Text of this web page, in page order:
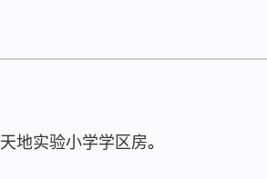
天地实验小学学区房。